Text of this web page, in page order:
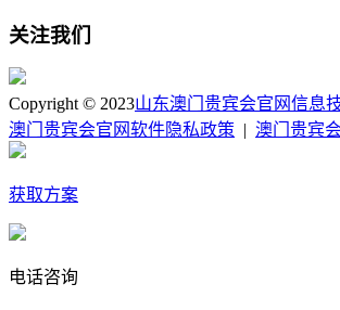
关注我们
Copyright © 2023山东澳门贵宾会官网信息
澳门贵宾会官网软件隐私政策
澳门贵宾
获取方案
电话咨询